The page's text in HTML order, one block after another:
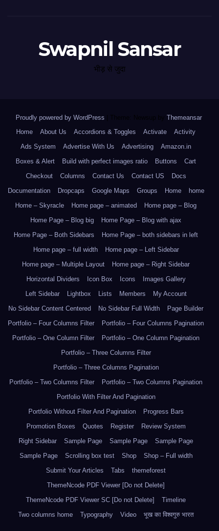
Swapnil Sansar
भीड़ से जुदा
Proudly powered by WordPress Theme: Newsup by Themeansar.
Home
About Us Accordions & Toggles Activate
Activity
Ads System
Advertise With Us Advertising
Amazon.in
Boxes & Alert
Build with perfect images ratio Buttons
Cart
Checkout
Columns Contact Us Contact US
Docs
Documentation
Dropcaps Google Maps Groups Home
home
Home – Skyracle
Home page – animated
Home page – Blog
Home Page – Blog big
Home Page – Blog with ajax
Home Page – Both Sidebars
Home Page – both sidebars in left
Home page – full width
Home page – Left Sidebar
Home page – Multiple Layout
Home page – Right Sidebar
Horizontal Dividers
Icon Box Icons
Images Gallery
Left Sidebar
Lightbox Lists Members
My Account
No Sidebar Content Centered
No Sidebar Full Width
Page Builder
Portfolio – Four Columns Filter
Portfolio – Four Columns Pagination
Portfolio – One Column Filter
Portfolio – One Column Pagination
Portfolio – Three Columns Filter
Portfolio – Three Columns Pagination
Portfolio – Two Columns Filter
Portfolio – Two Columns Pagination
Portfolio With Filter And Pagination
Portfolio Without Filter And Pagination
Progress Bars
Promotion Boxes
Quotes Register
Review System
Right Sidebar
Sample Page Sample Page
Sample Page
Sample Page
Scrolling box test Shop
Shop – Full width
Submit Your Articles
Tabs
themeforest
ThemeNcode PDF Viewer [Do not Delete]
ThemeNcode PDF Viewer SC [Do not Delete]
Timeline
Two columns home
Typography Video भूख का विश्वगुरु भारत